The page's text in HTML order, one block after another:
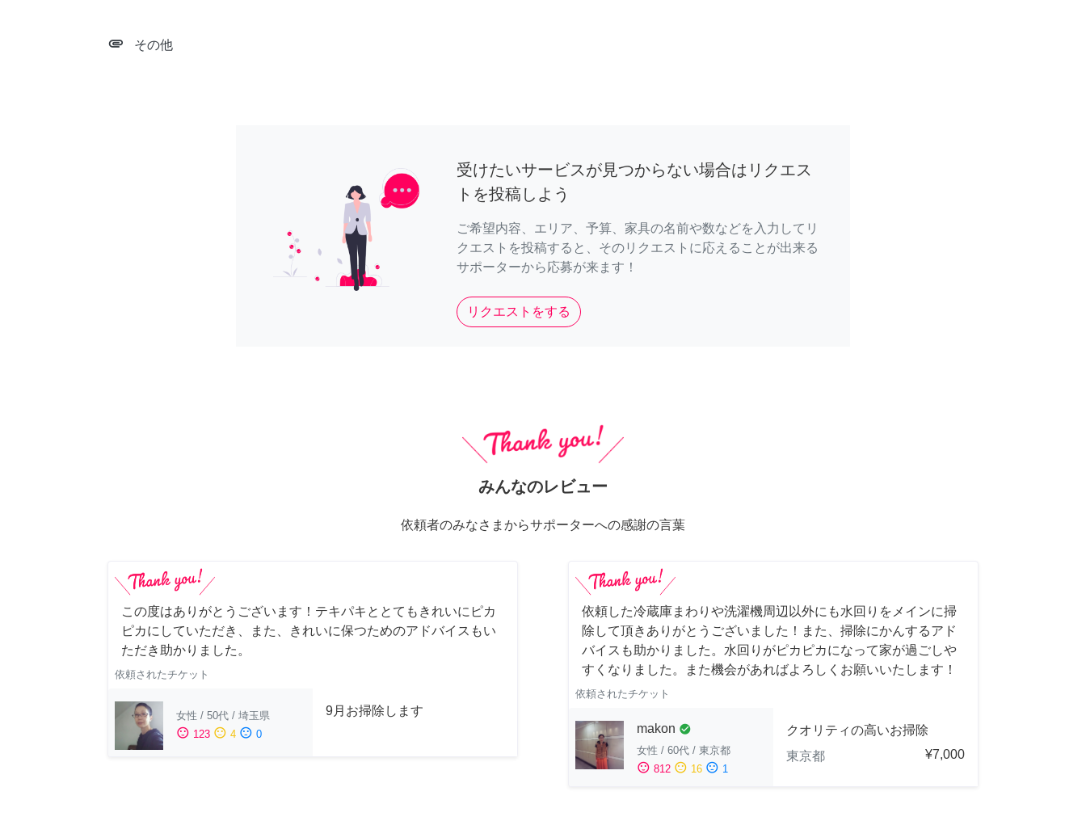
attachment その他
受けたいサービスが見つからない場合はリクエス
トを投稿しよう
ご希望内容、エリア、予算、家具の名前や数などを入力してリ
クエストを投稿すると、そのリクエストに応えることが出来る
サポーターから応募が来ます！
リクエストをする
みんなのレビュー
依頼者のみなさまからサポーターへの感謝の言葉
この度はありがとうございます！テキパキととてもきれいにピカ
ピカにしていただき、また、きれいに保つためのアドバイスもい
ただき助かりました。
依頼されたチケット
女性 / 50代 / 埼玉県
sentiment_satisfied 123 sentiment_neutral 4 sentiment_dissatisfied 0
9月お掃除します
依頼した冷蔵庫まわりや洗濯機周辺以外にも水回りをメインに掃
除して頂きありがとうございました！また、掃除にかんするアド
バイスも助かりました。水回りがピカピカになって家が過ごしや
すくなりました。また機会があればよろしくお願いいたします！
依頼されたチケット
makon check_circle
女性 / 60代 / 東京都
sentiment_satisfied 812 sentiment_neutral 16 sentiment_dissatisfied 1
クオリティの高いお掃除
東京都
¥7,000